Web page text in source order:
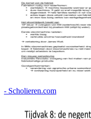
- Scholieren.com